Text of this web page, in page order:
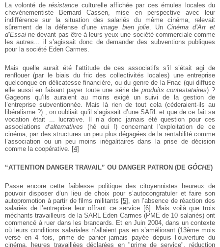
La volonté derésistance culturelle affichée par ces émules locales du
chevènementiste Bernard Cassen, mise en perspective avec leur
indifférence sur la situation des salariés du même cinéma, relevait
sûrement de la défense d’uneimage bien jolie. Un Cinéma d’Art et
d’Essai ne devant pas être à leurs yeux une société commerciale comme
les autres... il s’agissait donc de demander des subventions publiques
pour la société Eden Carmes.
Mais quelle aurait été l’attitude de ces associatifs s’il s’était agi de
renflouer (par le biais du fric des collectivités locales) une entreprise
quelconque en délicatesse financière, ou du genre de la Fnac (qui diffuse
elle aussi en faisant payer toute une série de produits contestataires) ?
Gageons qu’ils auraient au moins exigé un suivi de la gestion de
l’entreprise subventionnée. Mais là rien de tout cela (céderaient-ils au
libéralisme ?) ; on oubliait qu’il s’agissait d’une SARL et que de ce fait sa
vocation était ... lucrative. Il n’a donc jamais été question pour ces
associations d’alternatives (hé oui !) concernant l’exploitation de ce
cinéma, par des structures un peu plus dégagées de la rentabilité comme
l’association ou un peu moins inégalitaires dans la prise de décision
comme la coopérative. [4]
“ATTENTION DANGER TRAVAIL” OU DANGER PATRON (DE GÔCHE)
Passe encore cette faiblesse politique des citoyennistes heureux de
pouvoir disposer d’un lieu de choix pour s’autocongratuler et faire son
autopromotion à partir de films militants [5] , en l’absence de réaction des
salariés de l’entreprise leur offrant ce service [6] . Mais voilà que trois
méchants travailleurs de la SARL Eden Carmes (PME de 10 salariés) ont
commencé à ruer dans les brancards. Et en Juin 2004, dans un contexte
où leurs conditions salariales n’allaient pas en s’améliorant (13ème mois
versé en 4 fois, prime de panier jamais payée depuis l’ouverture du
cinéma, heures travaillées déclarées en "prime de service", réduction